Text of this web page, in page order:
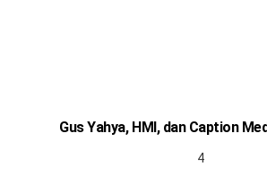
Gus Yahya, HMI, dan Caption